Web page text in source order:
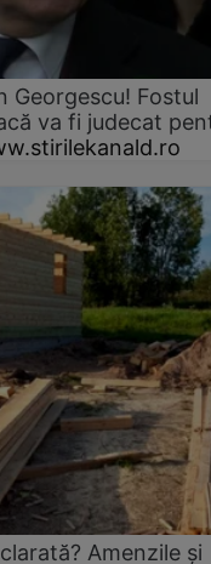
Georgescu! Fostul
va fi judecat
Amenzile și